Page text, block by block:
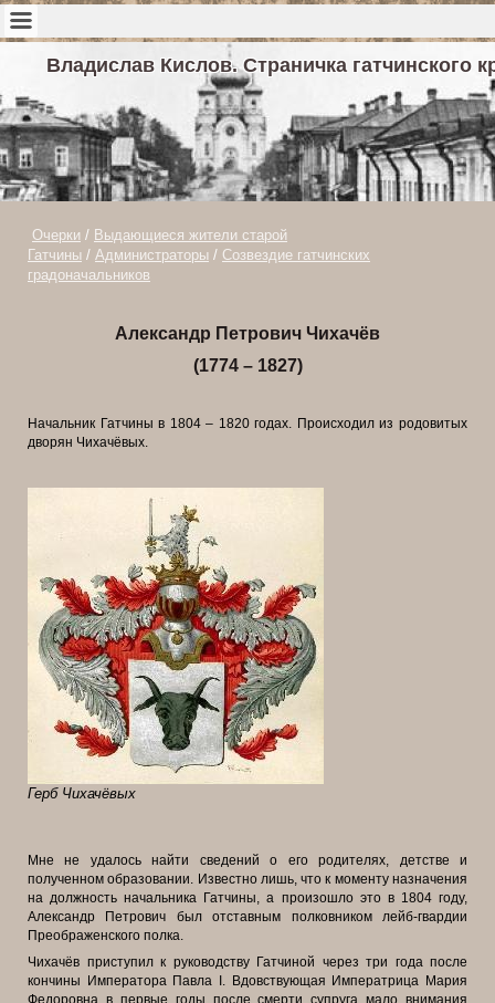
Владислав Кислов. Страничка гатчинского
Очерки / Выдающиеся жители старой
Гатчины / Администраторы / Созвездие гатчинских
градоначальников
Александр Петрович Чихачёв
(1774 – 1827)
Начальник Гатчины в 1804 – 1820 годах. Происходил из родовитых
дворян Чихачёвых.
Герб Чихачёвых
Мне не удалось найти сведений о его родителях, детстве и
полученном образовании. Известно лишь, что к моменту назначения
на должность начальника Гатчины, а произошло это в 1804 году,
Александр Петрович был отставным полковником лейб-гвардии
Преображенского полка.
Чихачёв приступил к руководству Гатчиной через три года после
кончины Императора Павла I. Вдовствующая Императрица Мария
Федоровна в первые годы после смерти супруга мало внимания